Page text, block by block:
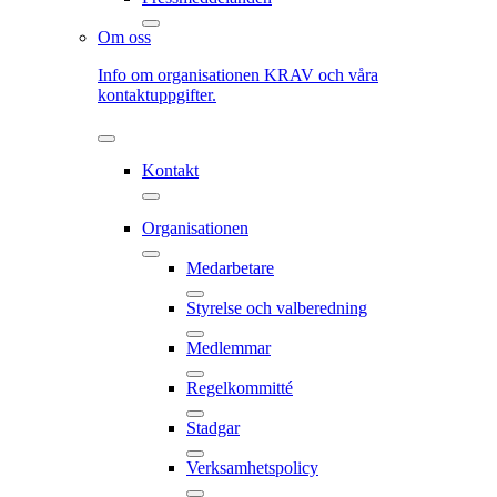
Om oss
Info om organisationen KRAV och våra
kontaktuppgifter.
Kontakt
Organisationen
Medarbetare
Styrelse och valberedning
Medlemmar
Regelkommitté
Stadgar
Verksamhetspolicy